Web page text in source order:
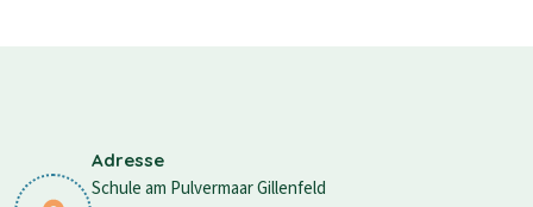
Adresse
Schule am Pulvermaar Gillenfeld